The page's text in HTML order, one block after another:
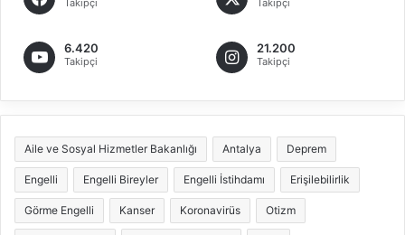
Takipçi Takipçi
6.420
Takipçi
21.200
Takipçi
Aile ve Sosyal Hizmetler Bakanlığı Antalya Deprem
Engelli Engelli Bireyler Engelli İstihdamı Erişilebilirlik
Görme Engelli Kanser Koronavirüs Otizm